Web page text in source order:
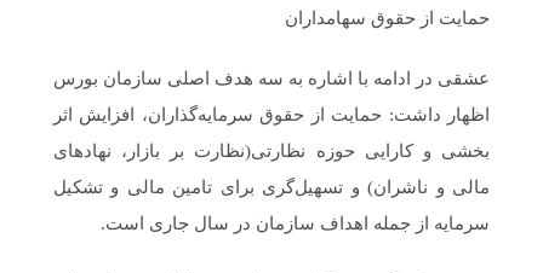
حمایت از حقوق سهامداران
عشقی در ادامه با اشاره به سه هدف اصلی سازمان بورس
اظهار داشت: حمایت از حقوق سرمایه‌گذاران، افزایش اثر
بخشی و کارایی حوزه نظارتی(نظارت بر بازار، نهادهای
مالی و ناشران) و تسهیل‌گری برای تامین مالی و تشکیل
سرمایه از جمله اهداف سازمان در سال جاری است.